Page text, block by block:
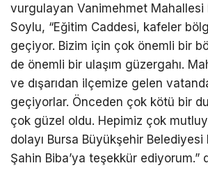
vurgulayan Vanimehmet Mahallesi
Soylu, “Eğitim Caddesi, kafeler
geçiyor. Bizim için çok önemli bir
de önemli bir ulaşım güzergahı.
ve dışarıdan ilçemize gelen
geçiyorlar. Önceden çok kötü bir
çok güzel oldu. Hepimiz çok
dolayı Bursa Büyükşehir Belediyesi
Şahin Biba’ya teşekkür ediyorum.”